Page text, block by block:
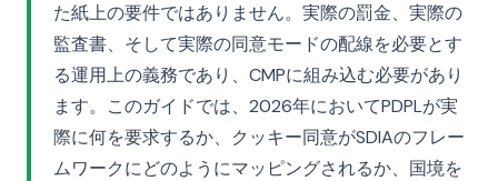
た紙上の要件ではありません。実際の罰金、実際の
監査書、そして実際の同意モードの配線を必要とす
る運用上の義務であり、CMPに組み込む必要があり
ます。このガイドでは、2026年においてPDPLが実
際に何を要求するか、クッキー同意がSDIAのフレー
ムワークにどのようにマッピングされるか、国境を